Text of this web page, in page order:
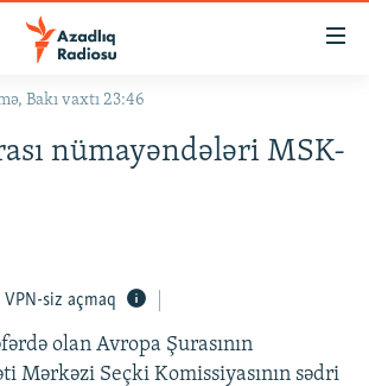
Bakı vaxtı 23:46
nümayəndələri MSK-
VPN-siz açmaq
olan Avropa Şurasının
Mərkəzi Seçki Komissiyasının sədri